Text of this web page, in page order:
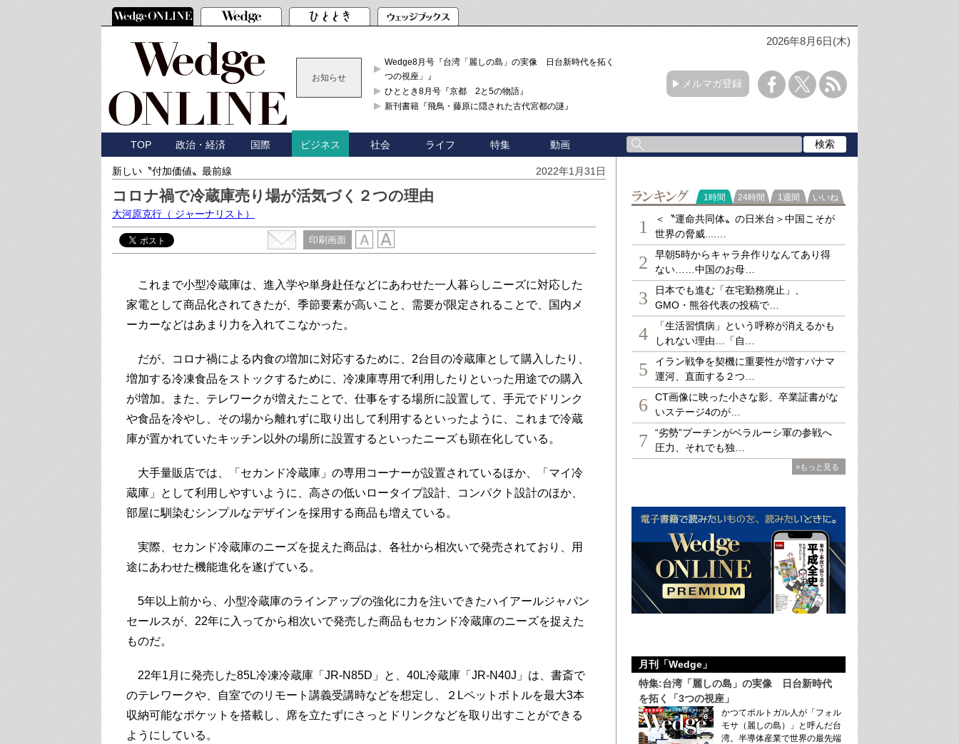
2026年8月6日(木)
お知らせ
Wedge8月号『台湾「麗しの島」の実像 日台新時代を拓く「3
つの視座」』
ひととき8月号『京都 2と5の物語』
新刊書籍『飛鳥・藤原に隠された古代宮都の謎』
メルマガ登録
TOP 政治・経済 国際 ビジネス 社会 ライフ 特集 動画
新しい〝付加価値〟最前線 2022年1月31日
コロナ禍で冷蔵庫売り場が活気づく２つの理由
大河原克行 （ ジャーナリスト）
印刷画面
これまで小型冷蔵庫は、進入学や単身赴任などにあわせた一人暮らしニーズに対応した
家電として商品化されてきたが、季節要素が高いこと、需要が限定されることで、国内メ
ーカーなどはあまり力を入れてこなかった。
だが、コロナ禍による内食の増加に対応するために、2台目の冷蔵庫として購入したり、
増加する冷凍食品をストックするために、冷凍庫専用で利用したりといった用途での購入
が増加。また、テレワークが増えたことで、仕事をする場所に設置して、手元でドリンク
や食品を冷やし、その場から離れずに取り出して利用するといったように、これまで冷蔵
庫が置かれていたキッチン以外の場所に設置するといったニーズも顕在化している。
大手量販店では、「セカンド冷蔵庫」の専用コーナーが設置されているほか、「マイ冷
蔵庫」として利用しやすいように、高さの低いロータイプ設計、コンパクト設計のほか、
部屋に馴染むシンプルなデザインを採用する商品も増えている。
実際、セカンド冷蔵庫のニーズを捉えた商品は、各社から相次いで発売されており、用
途にあわせた機能進化を遂げている。
5年以上前から、小型冷蔵庫のラインアップの強化に力を注いできたハイアールジャパン
セールスが、22年に入ってから相次いで発売した商品もセカンド冷蔵庫のニーズを捉えた
ものだ。
22年1月に発売した85L冷凍冷蔵庫「JR-N85D」と、40L冷蔵庫「JR-N40J」は、書斎で
のテレワークや、自室でのリモート講義受講時などを想定し、２Lペットボトルを最大3本
収納可能なポケットを搭載し、席を立たずにさっとドリンクなどを取り出すことができる
ようにしている。
ランキング
1時間 24時間 1週間 いいね
1
＜〝運命共同体〟の日米台＞中国こそが
世界の脅威....…
2
早朝5時からキャラ弁作りなんてあり得
ない……中国のお母…
3
日本でも進む「在宅勤務廃止」、
GMO・熊谷代表の投稿で…
4
「生活習慣病」という呼称が消えるかも
しれない理由…「自…
5
イラン戦争を契機に重要性が増すパナマ
運河、直面する２つ…
6
CT画像に映った小さな影、卒業証書がな
いステージ4のが…
7
“劣勢”プーチンがベラルーシ軍の参戦へ
圧力、それでも独…
»もっと見る
月刊「Wedge」
特集:台湾「麗しの島」の実像 日台新時代
を拓く「3つの視座」
かつてポルトガル人が「フォル
モサ（麗しの島）」と呼んだ台
湾。半導体産業で世界の最先端